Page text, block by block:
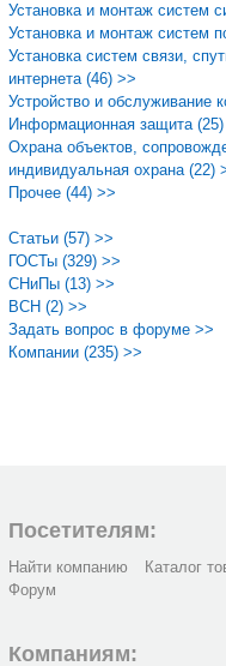
Установка и монтаж систем
Установка и монтаж систем
Установка систем связи,
интернета (46) >>
Устройство и обслуживание
Информационная защита
Охрана объектов,
индивидуальная охрана (22)
Прочее (44) >>
Статьи (57) >>
ГОСТы (329) >>
СНиПы (13) >>
ВСН (2) >>
Задать вопрос в форуме >>
Компании (235) >>
Посетителям:
Найти компанию Каталог
Форум
Компаниям: